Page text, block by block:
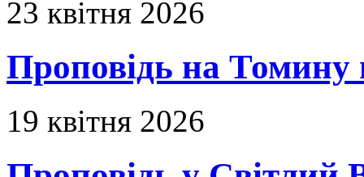
23 квітня 2026
Проповідь на Томину
19 квітня 2026